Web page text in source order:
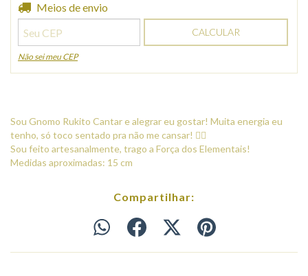
Entregas para o CEP:
Meios de envio
CALCULAR
Não sei meu CEP
Sou Gnomo Rukito Cantar e alegrar eu gostar! Muita energia eu
tenho, só toco sentado pra não me cansar! 🧙‍♀️
Sou feito artesanalmente, trago a Força dos Elementais!
Medidas aproximadas: 15 cm
Compartilhar: